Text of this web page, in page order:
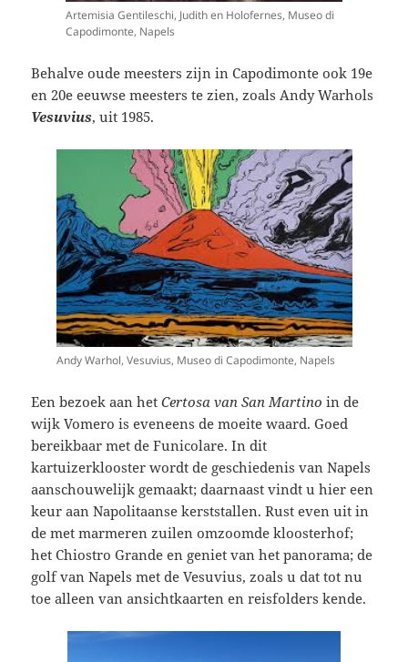
Artemisia Gentileschi, Judith en Holofernes, Museo di
Capodimonte, Napels
Behalve oude meesters zijn in Capodimonte ook 19e
en 20e eeuwse meesters te zien, zoals Andy Warhols
Vesuvius, uit 1985.
Andy Warhol, Vesuvius, Museo di Capodimonte, Napels
Een bezoek aan hetCertosa van San Martino in de
wijk Vomero is eveneens de moeite waard. Goed
bereikbaar met de Funicolare. In dit
kartuizerklooster wordt de geschiedenis van Napels
aanschouwelijk gemaakt; daarnaast vindt u hier een
keur aan Napolitaanse kerststallen. Rust even uit in
de met marmeren zuilen omzoomde kloosterhof;
het Chiostro Grande en geniet van het panorama; de
golf van Napels met de Vesuvius, zoals u dat tot nu
toe alleen van ansichtkaarten en reisfolders kende.